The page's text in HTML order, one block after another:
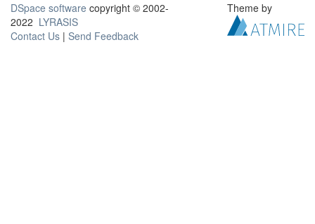
DSpace software copyright © 2002-
2022 LYRASIS
Contact Us | Send Feedback
Theme by